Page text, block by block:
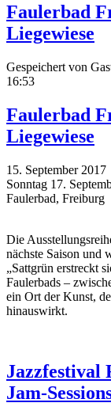
Faulerbad
Liegewiese
Gespeichert von
16:53
Faulerbad
Liegewiese
15. September 2017
Sonntag 17.
Faulerbad, Freiburg
Die
nächste Saison und
„Sattgrün erstreckt
Faulerbads –
ein Ort der Kunst,
hinauswirkt.
Jazzfestival
Jam-